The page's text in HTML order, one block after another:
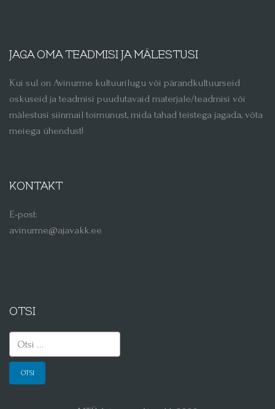
JAGA OMA TEADMISI JA MÄLESTUSI
Kui sul on Avinurme kultuurilugu või pärandkultuurseid
oskuseid ja teadmisi puudutavaid materjale/teadmisi või
mälestusi siinmail toimunust, mida tahad teistega jagada, võta
meiega ühendust!
KONTAKT
E-post:
avinurme@ajavakk.ee
OTSI
Otsi: